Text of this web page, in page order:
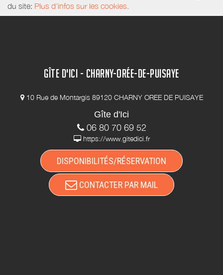
du site: Plus d'infos sur les cookies.
GÎTE D'ICI - CHARNY-ORÉE-DE-PUISAYE
10 Rue de Montargis 89120 CHARNY OREE DE PUISAYE
Gîte d'Ici
06 80 70 69 52
https://www.gitedici.fr
DISPONIBILITÉS/RÉSERVATION
CONTACTER PAR MAIL